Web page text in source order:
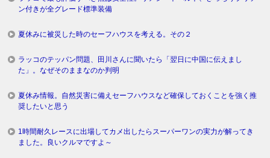
ン付きが全グレード標準装備
夏休みに被災した時のセーフハウスを考える。その２
ラッコのテッパン問題、田川さんに聞いたら「翌日に中国に伝えまし
た」。なぜそのままなのか判明
夏休み情報。自然災害に備えセーフハウスなど確保しておくことを強く推
奨したいと思う
1時間耐久レースに出場してカメ出したらスーパーワンの実力が解ってき
ました。良いクルマですよ～